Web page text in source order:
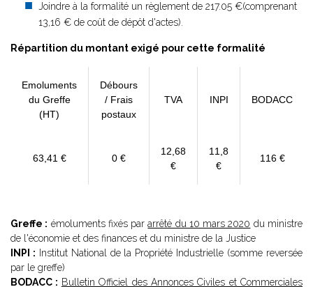
Joindre à la formalité un règlement de 217.05 €(comprenant
13,16 € de coût de dépôt d'actes).
Répartition du montant exigé pour cette formalité
Emoluments
du Greffe
(HT)
Débours
/ Frais
postaux
TVA INPI BODACC
63,41 € 0 €
12,68
€
11,8
€
116 €
Greffe : émoluments fixés pararrêté du 10 mars 2020 du ministre
de l'économie et des finances et du ministre de la Justice
INPI : Institut National de la Propriété Industrielle (somme reversée
par le greffe)
BODACC : Bulletin Officiel des Annonces Civiles et Commerciales